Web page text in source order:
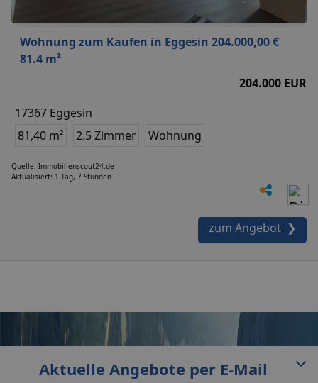
Wohnung zum Kaufen in Eggesin 204.000,00 €
81.4 m²
204.000 EUR
17367 Eggesin
81,40 m²
2.5 Zimmer Wohnung
Quelle: Immobilienscout24.de
Aktualisiert: 1 Tag, 7 Stunden
zum Angebot ❯
Aktuelle Angebote per E-Mail